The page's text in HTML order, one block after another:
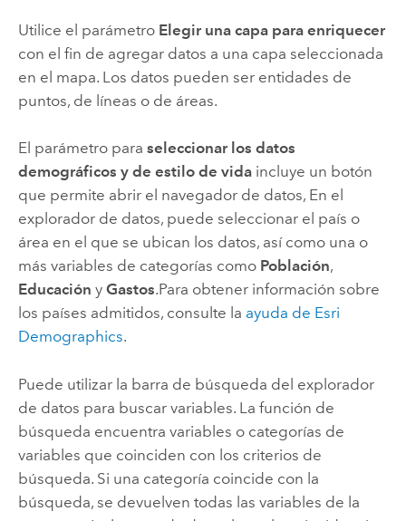
Utilice el parámetro Elegir una capa para enriquecer
con el fin de agregar datos a una capa seleccionada
en el mapa. Los datos pueden ser entidades de
puntos, de líneas o de áreas.
El parámetro para seleccionar los datos
demográficos y de estilo de vidaincluye un botón
que permite abrir el navegador de datos, En el
explorador de datos, puede seleccionar el país o
área en el que se ubican los datos, así como una o
más variables de categorías como Población,
Educación y Gastos.Para obtener información sobre
los países admitidos, consulte la ayuda de Esri
Demographics.
Puede utilizar la barra de búsqueda del explorador
de datos para buscar variables. La función de
búsqueda encuentra variables o categorías de
variables que coinciden con los criterios de
búsqueda. Si una categoría coincide con la
búsqueda, se devuelven todas las variables de la